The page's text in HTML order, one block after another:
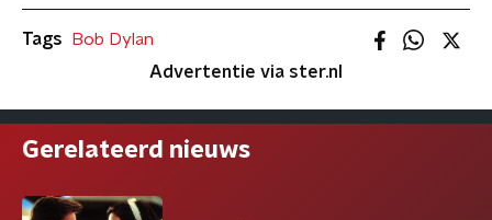
Tags
Bob Dylan
Advertentie via ster.nl
Gerelateerd nieuws